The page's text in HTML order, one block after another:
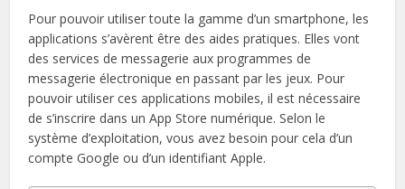
Pour pouvoir utiliser toute la gamme d’un smartphone, les
applications s’avèrent être des aides pratiques. Elles vont
des services de messagerie aux programmes de
messagerie électronique en passant par les jeux. Pour
pouvoir utiliser ces applications mobiles, il est nécessaire
de s’inscrire dans un App Store numérique. Selon le
système d’exploitation, vous avez besoin pour cela d’un
compte Google ou d’un identifiant Apple.